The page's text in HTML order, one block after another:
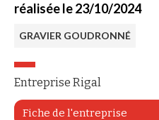
réalisée le 23/10/2024
GRAVIER GOUDRONNÉ
Entreprise Rigal
Fiche de l'entreprise